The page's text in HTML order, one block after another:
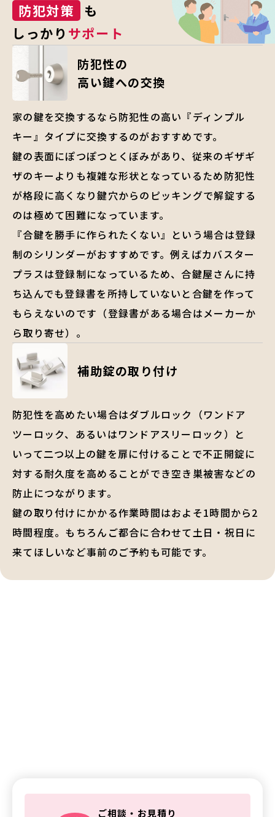
防犯対策
も
しっかり サポート
防犯性の
高い鍵への交換
家の鍵を交換するなら防犯性の高い『ディンプル
キー』タイプに交換するのがおすすめです。
鍵の表面にぽつぽつとくぼみがあり、従来のギザギ
ザのキーよりも複雑な形状となっているため防犯性
が格段に高くなり鍵穴からのピッキングで解錠する
のは極めて困難になっています。
『合鍵を勝手に作られたくない』という場合は登録
制のシリンダーがおすすめです。例えばカバスター
プラスは登録制になっているため、合鍵屋さんに持
ち込んでも登録書を所持していないと合鍵を作って
もらえないのです（登録書がある場合はメーカーか
ら取り寄せ）。
補助錠の取り付け
防犯性を高めたい場合はダブルロック（ワンドア
ツーロック、あるいはワンドアスリーロック）と
いって二つ以上の鍵を扉に付けることで不正開錠に
対する耐久度を高めることができ空き巣被害などの
防止につながります。
鍵の取り付けにかかる作業時間はおよそ1時間から2
時間程度。もちろんご都合に合わせて土日・祝日に
来てほしいなど事前のご予約も可能です。
ご相談・お見積り